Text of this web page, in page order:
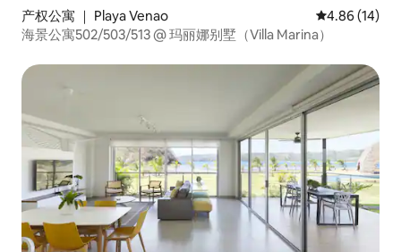
产权公寓 ｜ Playa Venao 平均评分
4.86 (14)
海景公寓502/503/513 @ 玛丽娜别墅（Villa Marina）